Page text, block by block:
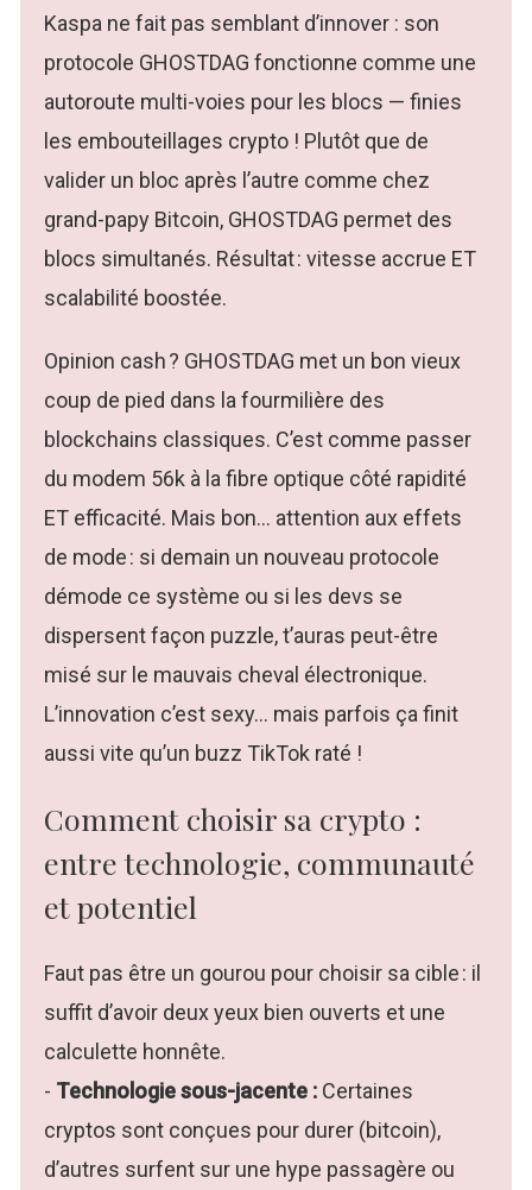
Kaspa ne fait pas semblant d’innover : son
protocole GHOSTDAG fonctionne comme une
autoroute multi-voies pour les blocs — finies
les embouteillages crypto ! Plutôt que de
valider un bloc après l’autre comme chez
grand-papy Bitcoin, GHOSTDAG permet des
blocs simultanés. Résultat : vitesse accrue ET
scalabilité boostée.
Opinion cash ? GHOSTDAG met un bon vieux
coup de pied dans la fourmilière des
blockchains classiques. C’est comme passer
du modem 56k à la fibre optique côté rapidité
ET efficacité. Mais bon… attention aux effets
de mode : si demain un nouveau protocole
démode ce système ou si les devs se
dispersent façon puzzle, t’auras peut-être
misé sur le mauvais cheval électronique.
L’innovation c’est sexy… mais parfois ça finit
aussi vite qu’un buzz TikTok raté !
Comment choisir sa crypto :
entre technologie, communauté
et potentiel
Faut pas être un gourou pour choisir sa cible : il
suffit d’avoir deux yeux bien ouverts et une
calculette honnête.
- Technologie sous-jacente :Certaines
cryptos sont conçues pour durer (bitcoin),
d’autres surfent sur une hype passagère ou